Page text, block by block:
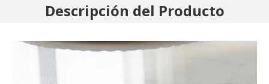
Descripción del Producto